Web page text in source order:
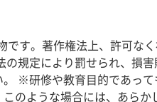
す。著作権法上、許可な
の規定により罰せられ、損
※研修や教育目的であっ
のような場合には、あらか